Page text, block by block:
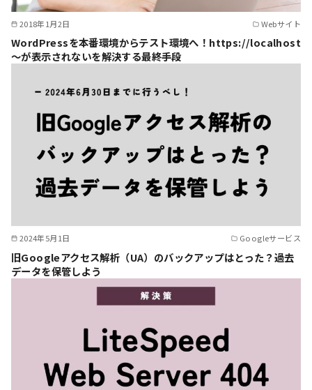
2018年1月2日 Webサイト
WordPressを本番環境からテスト環境へ！https://localhost
～が表示されないを解決する最終手段
2024年5月1日 Googleサービス
旧Googleアクセス解析（UA）のバックアップはとった？過去
データを保管しよう